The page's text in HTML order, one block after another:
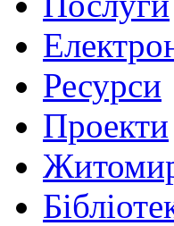
Ресурси
Проекти